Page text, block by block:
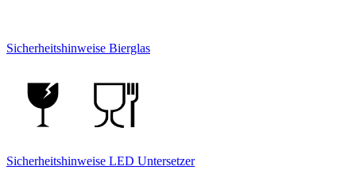
Sicherheitshinweise Bierglas
Sicherheitshinweise LED Untersetzer